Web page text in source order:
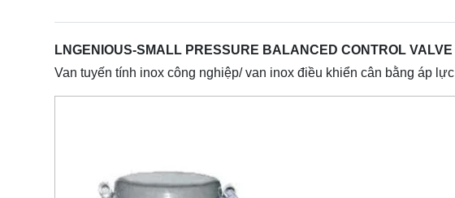
LNGENIOUS-SMALL PRESSURE BALANCED CONTROL VALVE
Van tuyến tính inox công nghiệp/ van inox điều khiển cân bằng áp lực